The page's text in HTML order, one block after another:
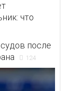
что
после
124